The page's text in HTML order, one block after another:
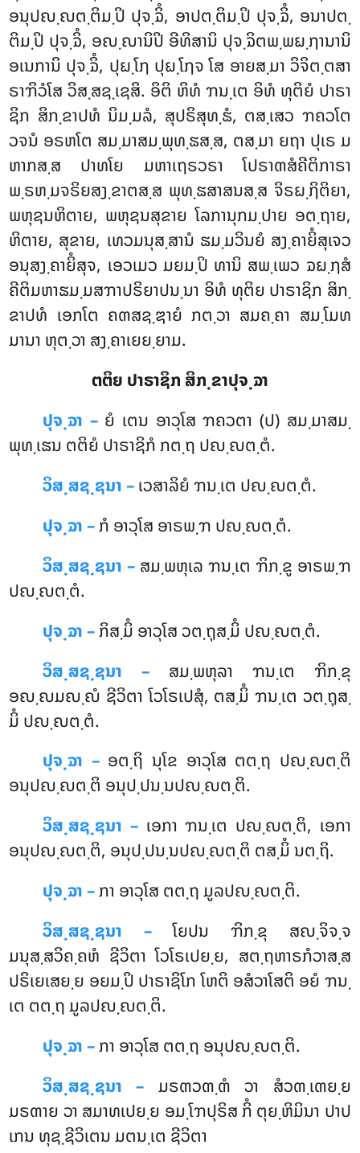
ອນຸປຎ຺ຎຕ຺ຕິມ຺ປິ ປຸຈ຺ຉິໍ, ອາປຕ຺ຕິມ຺ປິ ປຸຈ຺ຉິໍ, ອນາປຕ຺
ຕິມ຺ປິ ປຸຈ຺ຉິໍ, ອຎ຺ຎານິປິ ອີທິສານິ ປຸຈ຺ຉິຕພ຺ພຏ຺ຐານານິ
ອເນການິ ປຸຈ຺ຉິໍ, ປຸຏ຺ໂຐ ປຸຏ຺ໂຐຈ ໂສ ອາຍສ຺ມາ ວິຈິຕ຺ຕສາ
ຣາຠິວໍໂສ ວິສ຺ສຊ຺ເຊສິ. ອິຕິ ຫິທໍ ຠນ຺ເຕ ອິທໍ ທຸຕິຍໍ ປາຣາ
ຊິກ ສິກ຺ຂາປທໍ ນິມ຺ມລໍ, ສຸປຣິສຸທ຺ຘໍ, ຕສ຺ເສວ ຠຄວໂຕ
ວຈນໍ ອຣຫໂຕ ສມ຺ມາສມ຺ພຸທ຺ຘສ຺ສ, ຕສ຺ມາ ຍຖາ ປຸເຣ ມ
ຫາກສ຺ສ ປາທໂຍ ມຫາເຖຣວຣາ ໂປຣາຓສໍຄີຕິກາຣາ
ພ຺ຣຫ຺ມຈຣິຍສງ຺ຂາຕສ຺ສ ພຸທ຺ຘສາສນສ຺ສ ຈິຣຏ຺ຐິຕິຍາ,
ພຫຸຊນຫິຕາຍ, ພຫຸຊນສຸຂາຍ ໂລການຸກມ຺ປາຍ ອຕ຺ຖາຍ,
ຫິຕາຍ, ສຸຂາຍ, ເທວມນຸສ຺ສານໍ ຘມ຺ມວິນຍໍ ສງ຺ຄາຍິໍສຸເຈວ
ອນຸສງ຺ຄາຍິໍສຸຈ, ເອວເມວ ມຍມ຺ປິ ທານິ ສພ຺ເພວ ຉຏ຺ຐສໍ
ຄີຕິມຫາຘມ຺ມສຠາປຣິຍາປນ຺ນາ ອິທໍ ທຸຕິຍ ປາຣາຊິກ ສິກ຺
ຂາປທໍ ເອກໂຕ ຄຓສຊ຺ຌາຍໍ ກຕ຺ວາ ສມຄ຺ຄາ ສມ຺ໂມທ
ມານາ ຫຸຕ຺ວາ ສງ຺ຄາເຍຍ຺ຍາມ.
ຕຕິຍ ປາຣາຊິກ ສິກ຺ຂາປຸຈ຺ຉາ
ປຸຈ຺ຉາ –ຍໍ ເຕນ ອາວຸໂສ ຠຄວຕາ (ປ) ສມ຺ມາສມ຺
ພຸທ຺ເຘນ ຕຕິຍໍ ປາຣາຊິກໍ ກຕ຺ຖ ປຎ຺ຎຕ຺ຕໍ.
ວິສ຺ສຊ຺ຊນາ –ເວສາລິຍໍ ຠນ຺ເຕ ປຎ຺ຎຕ຺ຕໍ.
ປຸຈ຺ຉາ –ກໍ ອາວຸໂສ ອາຣພ຺ຠ ປຎ຺ຎຕ຺ຕໍ.
ວິສ຺ສຊ຺ຊນາ –ສມ຺ພຫຸເລ ຠນ຺ເຕ ຠິກ຺ຂູ ອາຣພ຺ຠ
ປຎ຺ຎຕ຺ຕໍ.
ປຸຈ຺ຉາ –ກິສ຺ມິໍ ອາວຸໂສ ວຕ຺ຖຸສ຺ມິໍ ປຎ຺ຎຕ຺ຕໍ.
ວິສ຺ສຊ຺ຊນາ –ສມ຺ພຫຸລາ ຠນ຺ເຕ ຠິກ຺ຂຸ
ອຎ຺ຎມຎ຺ຎໍ ຊີວິຕາ ໂວໂຣເປສຸໍ, ຕສ຺ມິໍ ຠນ຺ເຕ ວຕ຺ຖຸສ຺
ມິໍ ປຎ຺ຎຕ຺ຕໍ.
ປຸຈ຺ຉາ –ອຕ຺ຖິ ນຸໂຂ ອາວຸໂສ ຕຕ຺ຖ ປຎ຺ຎຕ຺ຕິ
ອນຸປຎ຺ຎຕ຺ຕິ ອນຸປ຺ປນ຺ນປຎ຺ຎຕ຺ຕິ.
ວິສ຺ສຊ຺ຊນາ –ເອກາ ຠນ຺ເຕ ປຎ຺ຎຕ຺ຕິ, ເອກາ
ອນຸປຎ຺ຎຕ຺ຕິ, ອນຸປ຺ປນ຺ນປຎ຺ຎຕ຺ຕິ ຕສ຺ມິໍ ນຕ຺ຖິ.
ປຸຈ຺ຉາ –ກາ ອາວຸໂສ ຕຕ຺ຖ ມູລປຎ຺ຎຕ຺ຕິ.
ວິສ຺ສຊ຺ຊນາ –ໂຍປນ ຠິກ຺ຂຸ ສຎ຺ຈິຈ຺ຈ
ມນຸສ຺ສວິຄ຺ຄຫໍ ຊີວິຕາ ໂວໂຣເປຍ຺ຍ, ສຕ຺ຖຫາຣກໍວາສ຺ສ
ປຣິເຍເສຍ຺ຍ ອຍມ຺ປິ ປາຣາຊິໂກ ໂຫຕິ ອສໍວາໂສຕິ ອຍໍ ຠນ຺
ເຕ ຕຕ຺ຖ ມູລປຎ຺ຎຕ຺ຕິ.
ປຸຈ຺ຉາ –ກາ ອາວຸໂສ ຕຕ຺ຖ ອນຸປຎ຺ຎຕ຺ຕິ.
ວິສ຺ສຊ຺ຊນາ – ມຣຓວຓ຺ຓໍ ວາ ສໍວຓ຺ເຓຍ຺ຍ
ມຣຓາຍ ວາ ສມາທເປຍ຺ຍ ອມ຺ໂຠປຸຣິສ ກິໍ ຕຸຍ຺ຫິມິນາ ປາປ
ເກນ ທຸຊ຺ຊີວິເຕນ ມຕນ຺ເຕ ຊີວິຕາ